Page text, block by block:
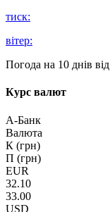
тиск:
вітер:
Погода на 10 днів від
Курс валют
А-Банк
Валюта
К (грн)
П (грн)
EUR
32.10
33.00
USD